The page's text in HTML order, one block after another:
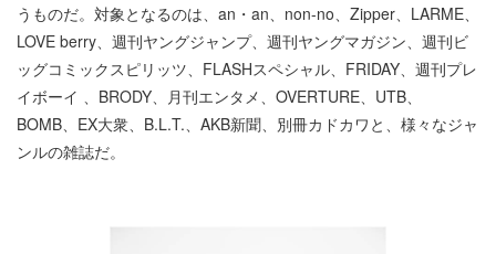
うものだ。対象となるのは、an・an、non-no、Zipper、LARME、
LOVE berry、週刊ヤングジャンプ、週刊ヤングマガジン、週刊ビ
ッグコミックスピリッツ、FLASHスペシャル、FRIDAY、週刊プレ
イボーイ 、BRODY、月刊エンタメ、OVERTURE、UTB、
BOMB、EX大衆、B.L.T.、AKB新聞、別冊カドカワと、様々なジャ
ンルの雑誌だ。